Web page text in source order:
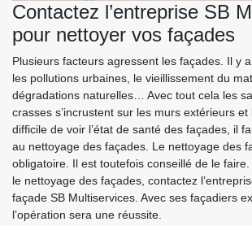
Contactez l’entreprise SB
pour nettoyer vos façades
Plusieurs facteurs agressent les façades. Il y
les pollutions urbaines, le vieillissement du
dégradations naturelles… Avec tout cela les
crasses s’incrustent sur les murs extérieurs
difficile de voir l’état de santé des façades, il
au nettoyage des façades. Le nettoyage des
obligatoire. Il est toutefois conseillé de le
le nettoyage des façades, contactez
façade SB Multiservices. Avec ses façadiers
l’opération sera une réussite.